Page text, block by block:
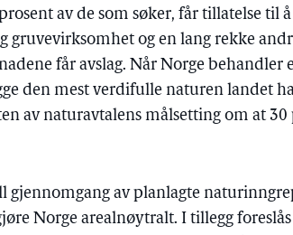
av de som søker, får tillatelse til
gruvevirksomhet og en lang rekke
får avslag. Når Norge behandler
den mest verdifulle naturen landet
av naturavtalens målsetting om at 30
gjennomgang av planlagte
Norge arealnøytralt. I tillegg